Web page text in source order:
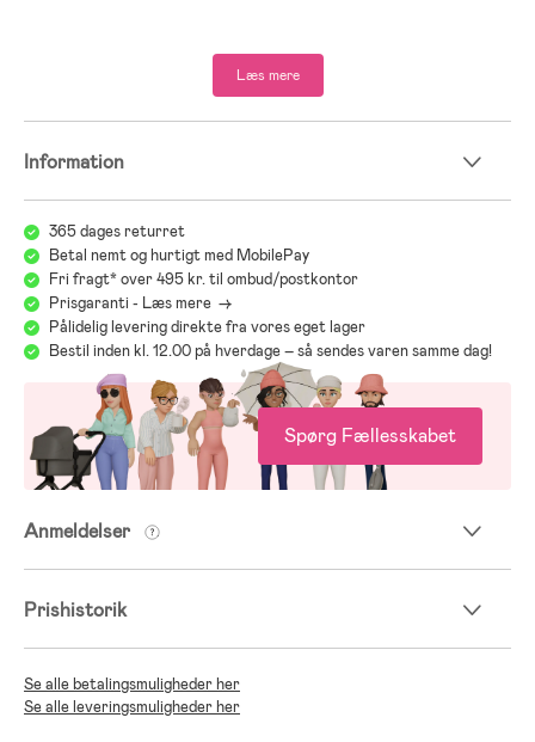
Læs mere
Information
365 dages returret
Betal nemt og hurtigt med MobilePay
Fri fragt* over 495 kr. til ombud/postkontor
Prisgaranti - Læs mere ->
Pålidelig levering direkte fra vores eget lager
Bestil inden kl. 12.00 på hverdage – så sendes varen samme dag!
Spørg Fællesskabet
Anmeldelser
Prishistorik
Se alle betalingsmuligheder her
Se alle leveringsmuligheder her